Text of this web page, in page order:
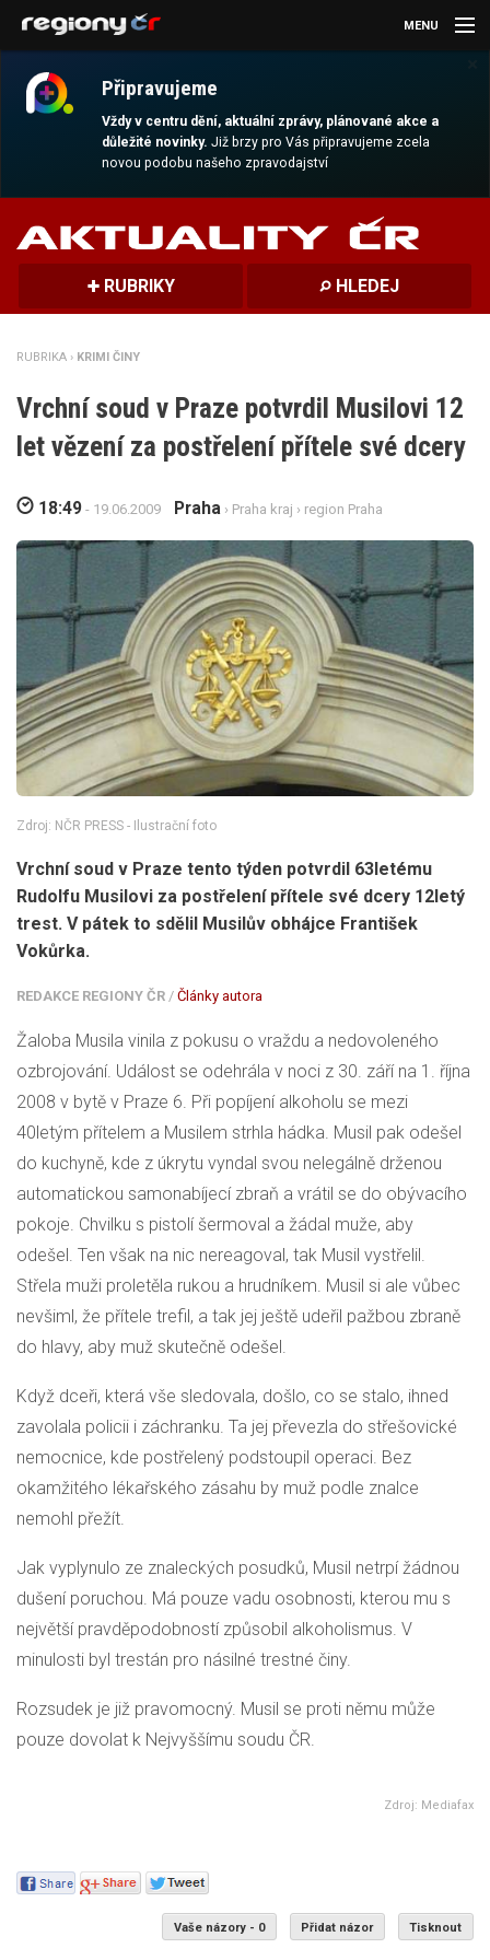
Připravujeme
Vždy v centru dění, aktuální zprávy, plánované akce a
důležité novinky.Již brzy pro Vás připravujeme zcela
novou podobu našeho zpravodajství
MENU
AKTUALITY
MAGAZÍN
DALŠÍ
REGION
RUBRIKY HLEDEJ
RUBRIKA › KRIMI ČINY
Vrchní soud v Praze potvrdil Musilovi 12
let vězení za postřelení přítele své dcery
18:49 - 19.06.2009 Praha › Praha kraj › region Praha
Zdroj: NČR PRESS - Ilustrační foto
Vrchní soud v Praze tento týden potvrdil 63letému
Rudolfu Musilovi za postřelení přítele své dcery 12letý
trest. V pátek to sdělil Musilův obhájce František
Vokůrka.
REDAKCE REGIONY ČR / Články autora
Žaloba Musila vinila z pokusu o vraždu a nedovoleného
ozbrojování. Událost se odehrála v noci z 30. září na 1. října
2008 v bytě v Praze 6. Při popíjení alkoholu se mezi
40letým přítelem a Musilem strhla hádka. Musil pak odešel
do kuchyně, kde z úkrytu vyndal svou nelegálně drženou
automatickou samonabíjecí zbraň a vrátil se do obývacího
pokoje. Chvilku s pistolí šermoval a žádal muže, aby
odešel. Ten však na nic nereagoval, tak Musil vystřelil.
Střela muži proletěla rukou a hrudníkem. Musil si ale vůbec
nevšiml, že přítele trefil, a tak jej ještě udeřil pažbou zbraně
do hlavy, aby muž skutečně odešel.
Když dceři, která vše sledovala, došlo, co se stalo, ihned
zavolala policii i záchranku. Ta jej převezla do střešovické
nemocnice, kde postřelený podstoupil operaci. Bez
okamžitého lékařského zásahu by muž podle znalce
nemohl přežít.
Jak vyplynulo ze znaleckých posudků, Musil netrpí žádnou
dušení poruchou. Má pouze vadu osobnosti, kterou mu s
největší pravděpodobností způsobil alkoholismus. V
minulosti byl trestán pro násilné trestné činy.
Rozsudek je již pravomocný. Musil se proti němu může
pouze dovolat k Nejvyššímu soudu ČR.
Zdroj: Mediafax
Vaše názory - 0 Přidat názor Tisknout